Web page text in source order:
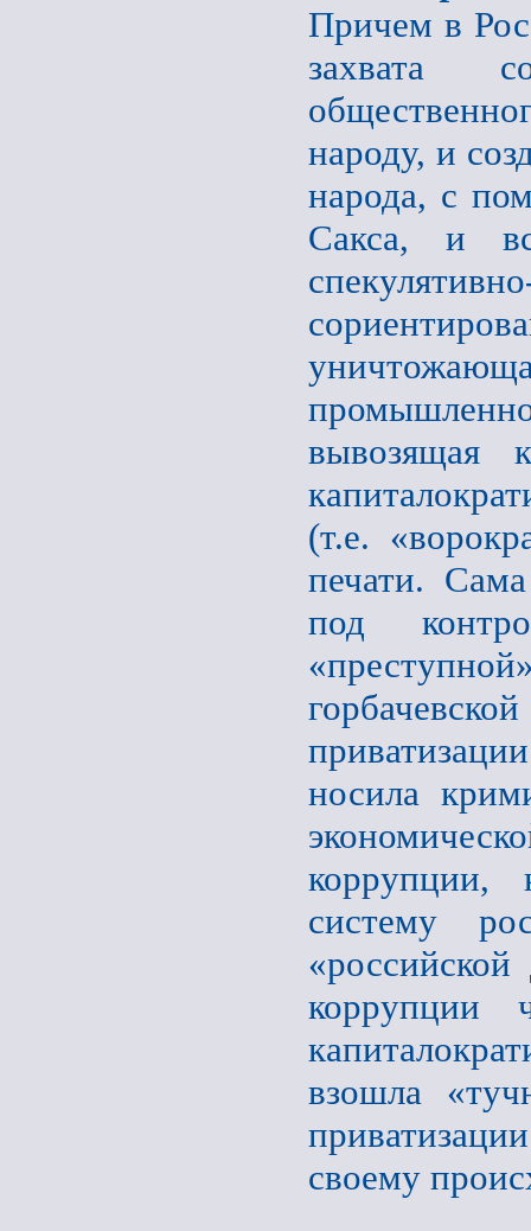
Причем в
захвата
народу, и
народа, с
Сакса, и
вывозящая
(т.е.
печати.
под
носила
коррупции,
систему
коррупции
взошла
своему